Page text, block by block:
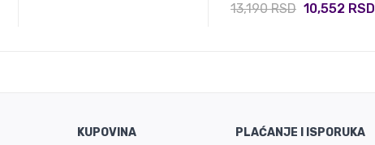
13,190 RSD 10,552 RSD
KUPOVINA
PLAĆANJE I ISPORUKA